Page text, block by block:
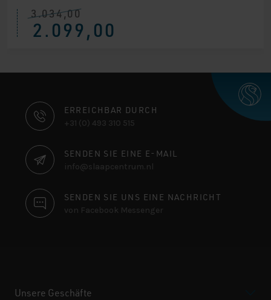
3.034,00
Ursprünglicher
Preis
war:
2.099,00
Aktueller
Preis
ist:
KONTAKTINFORMATIONEN
ERREICHBAR DURCH
+31 (0) 493 310 515
SENDEN SIE EINE E-MAIL
info@slaapcentrum.nl
SENDEN SIE UNS EINE NACHRICHT
von Facebook Messenger
Unsere Geschäfte